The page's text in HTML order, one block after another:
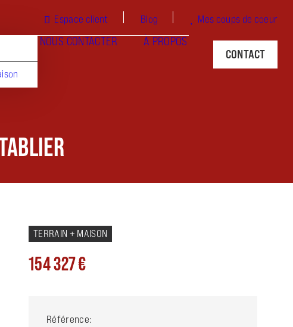
Espace client Blog Mes coups de coeur
NOUS CONTACTER
À PROPOS
CONTACT
TERRAIN + MAISON
154 327
Référence: